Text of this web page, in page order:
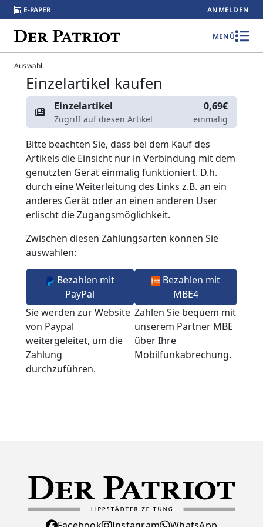
E-PAPER ANMELDEN
MENÜ
Auswahl
Einzelartikel kaufen
Einzelartikel
Zugriff auf diesen Artikel
0,69€
einmalig
Bitte beachten Sie, dass bei dem Kauf des
Artikels die Einsicht nur in Verbindung mit dem
genutzten Gerät einmalig funktioniert. D.h.
durch eine Weiterleitung des Links z.B. an ein
anderes Gerät oder an einen anderen User
erlischt die Zugangsmöglichkeit.
Zwischen diesen Zahlungsarten können Sie
auswählen:
Bezahlen mit
PayPal
Sie werden zur Website
von Paypal
weitergeleitet, um die
Zahlung
durchzuführen.
Bezahlen mit
MBE4
Zahlen Sie bequem mit
unserem Partner MBE
über Ihre
Mobilfunkabrechung.